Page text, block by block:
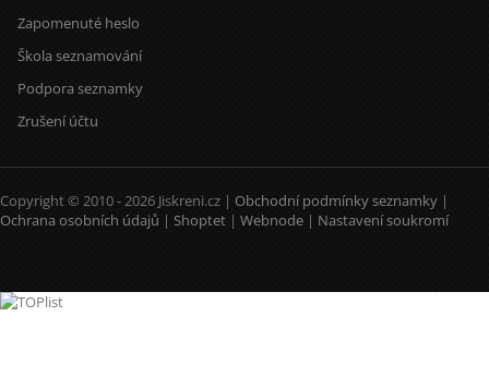
Zapomenuté heslo
Škola seznamování
Podpora seznamky
Zrušení účtu
Copyright © 2010 - 2026 Jiskreni.cz | Obchodní podmínky seznamky |
Ochrana osobních údajů | Shoptet | Webnode | Nastavení soukromí